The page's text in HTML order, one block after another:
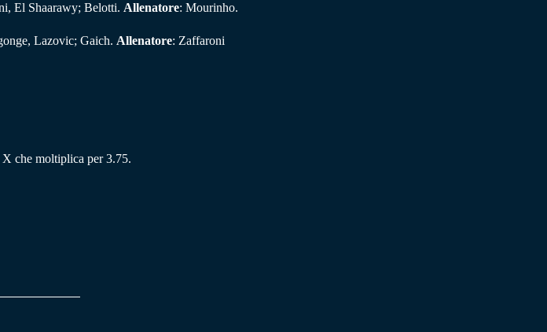
El Shaarawy; Belotti. Allenatore: Mourinho.
Lazovic; Gaich. Allenatore: Zaffaroni
che moltiplica per 3.75.